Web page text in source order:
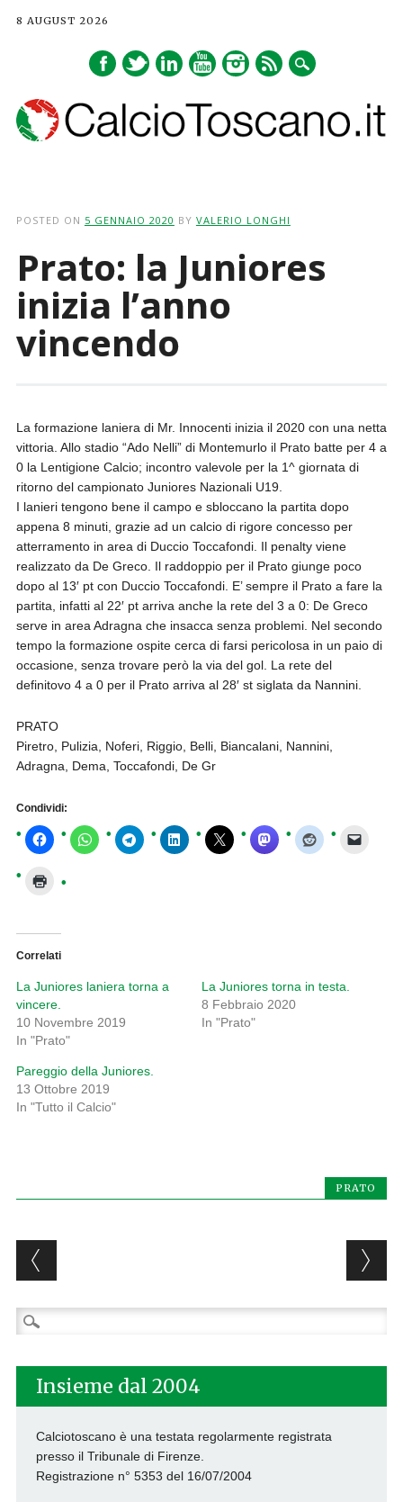
8 AUGUST 2026
POSTED ON 5 GENNAIO 2020 BY VALERIO LONGHI
Prato: la Juniores
inizia l’anno
vincendo
La formazione laniera di Mr. Innocenti inizia il 2020 con una netta
vittoria. Allo stadio “Ado Nelli” di Montemurlo il Prato batte per 4 a
0 la Lentigione Calcio; incontro valevole per la 1^ giornata di
ritorno del campionato Juniores Nazionali U19.
I lanieri tengono bene il campo e sbloccano la partita dopo
appena 8 minuti, grazie ad un calcio di rigore concesso per
atterramento in area di Duccio Toccafondi. Il penalty viene
realizzato da De Greco. Il raddoppio per il Prato giunge poco
dopo al 13′ pt con Duccio Toccafondi. E’ sempre il Prato a fare la
partita, infatti al 22′ pt arriva anche la rete del 3 a 0: De Greco
serve in area Adragna che insacca senza problemi. Nel secondo
tempo la formazione ospite cerca di farsi pericolosa in un paio di
occasione, senza trovare però la via del gol. La rete del
definitovo 4 a 0 per il Prato arriva al 28′ st siglata da Nannini.
PRATO
Piretro, Pulizia, Noferi, Riggio, Belli, Biancalani, Nannini,
Adragna, Dema, Toccafondi, De Gr
Condividi:
Correlati
La Juniores laniera torna a
vincere.
10 Novembre 2019
In "Prato"
La Juniores torna in testa.
8 Febbraio 2020
In "Prato"
Pareggio della Juniores.
13 Ottobre 2019
In "Tutto il Calcio"
PRATO
Post navigation
Ricerca
per:
Insieme dal 2004
Calciotoscano è una testata regolarmente registrata
presso il Tribunale di Firenze.
Registrazione n° 5353 del 16/07/2004